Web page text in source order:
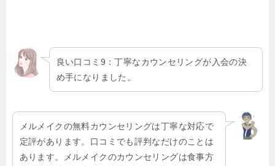
良い口コミ9：丁寧なカウンセリングが入会の決
め手になりました。
メルメイクの無料カウンセリングは丁寧な対応で
定評があります。口コミでも評判なだけのことは
あります。メルメイクのカウンセリングは食事方